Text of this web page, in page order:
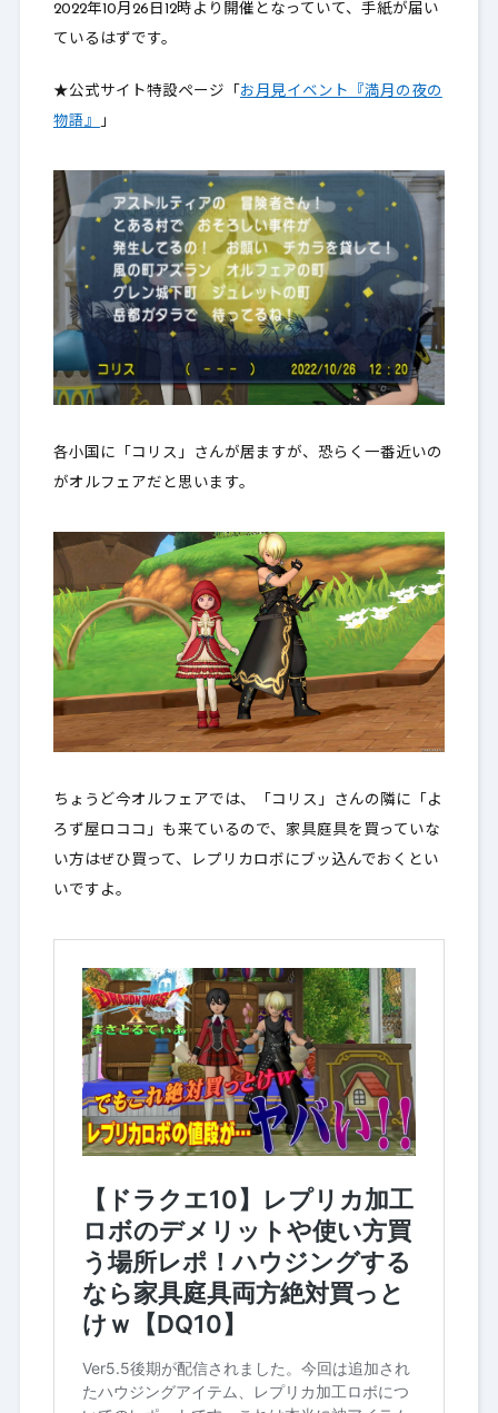
2022年10月26日12時より開催となっていて、手紙が届い
ているはずです。
★公式サイト特設ページ「 お月見イベント『満月の夜の
物語』 」
各小国に「コリス」さんが居ますが、恐らく一番近いの
がオルフェアだと思います。
ちょうど今オルフェアでは、「コリス」さんの隣に「よ
ろず屋ロココ」も来ているので、家具庭具を買っていな
い方はぜひ買って、レプリカロボにブッ込んでおくとい
いですよ。